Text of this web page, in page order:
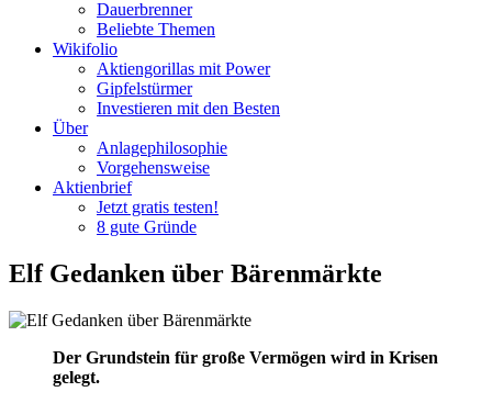
Dauerbrenner
Beliebte Themen
Wikifolio
Aktiengorillas mit Power
Gipfelstürmer
Investieren mit den Besten
Über
Anlagephilosophie
Vorgehensweise
Aktienbrief
Jetzt gratis testen!
8 gute Gründe
Elf Gedanken über Bärenmärkte
Der Grundstein für große Vermögen wird in Krisen
gelegt.